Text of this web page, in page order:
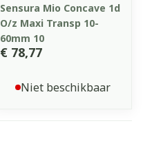
Sensura Mio Concave 1d
O/z Maxi Transp 10-
60mm 10
€ 78,77
Niet beschikbaar